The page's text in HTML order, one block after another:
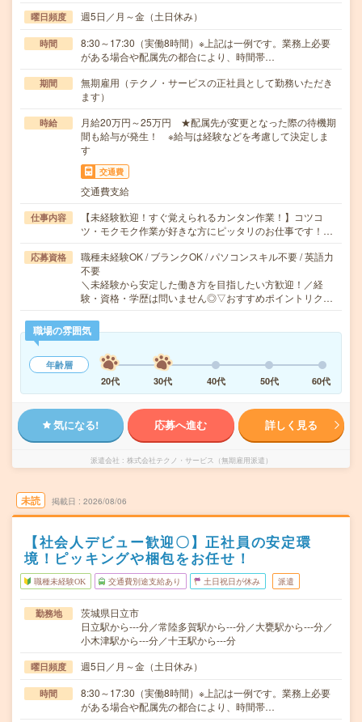
曜日頻度 週5日／月～金（土日休み）
時間
8:30～17:30（実働8時間）※上記は一例です。業務上必要
がある場合や配属先の都合により、時間帯…
期間
無期雇用（テクノ・サービスの正社員として勤務いただき
ます）
時給
月給20万円～25万円 ★配属先が変更となった際の待機期
間も給与が発生！ ※給与は経験などを考慮して決定しま
す
交通費
交通費支給
仕事内容
【未経験歓迎！すぐ覚えられるカンタン作業！】コツコ
ツ・モクモク作業が好きな方にピッタリのお仕事です！…
応募資格
職種未経験OK / ブランクOK / パソコンスキル不要 / 英語力
不要
＼未経験から安定した働き方を目指したい方歓迎！／経
験・資格・学歴は問いません◎▽おすすめポイントリク…
職場の雰囲気
年齢層
20代
30代 40代 50代 60代
気になる! 応募へ進む 詳しく見る
派遣会社 株式会社テクノ・サービス（無期雇用派遣）
未読 掲載日 2026/08/06
【社会人デビュー歓迎〇】正社員の安定環
境！ピッキングや梱包をお任せ！
職種未経験OK 交通費別途支給あり 土日祝日が休み 派遣
勤務地
茨城県日立市
日立駅から---分／常陸多賀駅から---分／大甕駅から---分／
小木津駅から---分／十王駅から---分
曜日頻度 週5日／月～金（土日休み）
時間
8:30～17:30（実働8時間）※上記は一例です。業務上必要
がある場合や配属先の都合により、時間帯…